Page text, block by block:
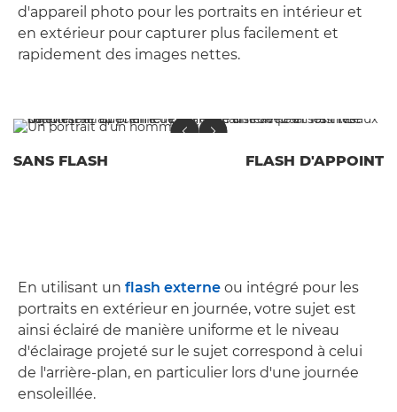
d'appareil photo pour les portraits en intérieur et
en extérieur pour capturer plus facilement et
rapidement des images nettes.
SANS FLASH FLASH D'APPOINT
En utilisant un flash externe ou intégré pour les
portraits en extérieur en journée, votre sujet est
ainsi éclairé de manière uniforme et le niveau
d'éclairage projeté sur le sujet correspond à celui
de l'arrière-plan, en particulier lors d'une journée
ensoleillée.